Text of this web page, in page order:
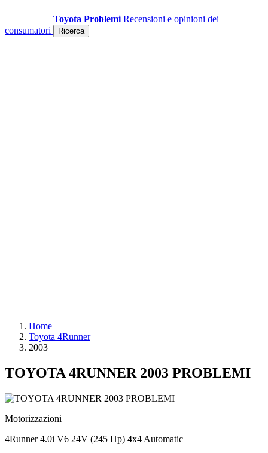
Toyota Problemi Recensioni e opinioni dei
consumatori
Ricerca
Home
Toyota 4Runner
2003
TOYOTA 4RUNNER 2003 PROBLEMI
Motorizzazioni
4Runner 4.0i V6 24V (245 Hp) 4x4 Automatic